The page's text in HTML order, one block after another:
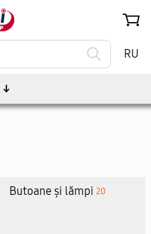
RU
Butoane și lămpi 20
↓